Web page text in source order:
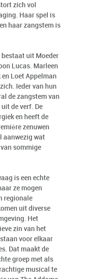
zich vol
Haar spel is
haar zangstem is
uit Moeder
Lucas. Marleen
Loet Appelman
Ieder van hun
de zangstem van
de verf. De
en heeft de
zenuwen
aanwezig wat
sommige
is een echte
ze mogen
regionale
uit diverse
Het
zin van het
staan voor elkaar
Dat maakt de
groep met als
musical te